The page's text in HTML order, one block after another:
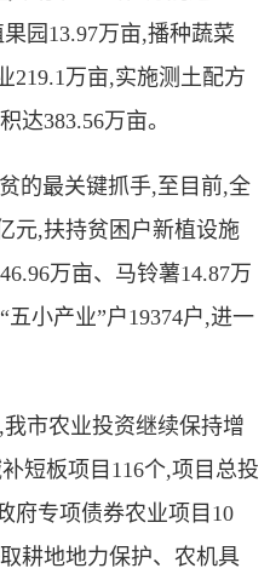
园13.97万亩,播种蔬菜
219.1万亩,实施测土配方
达383.56万亩。
最关键抓手,至目前,全
元,扶持贫困户新植设施
万亩、马铃薯14.87万
小产业”户19374户,进一
市农业投资继续保持增
短板项目116个,项目总投
府专项债券农业项目10
耕地地力保护、农机具